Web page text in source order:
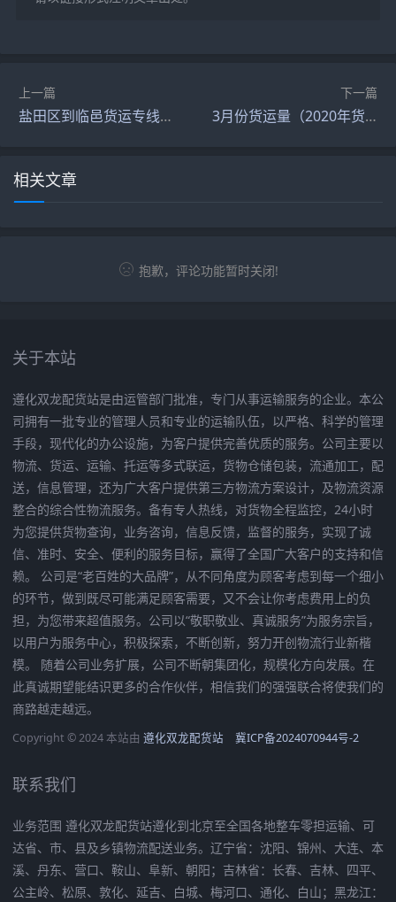
上一篇
盐田区到临邑货运专线（盐田区到临邑货运专线时刻表）
下一篇
3月份货运量（2020年货运量）
相关文章
抱歉，评论功能暂时关闭!
关于本站
遵化双龙配货站是由运管部门批准，专门从事运输服务的企业。本公
司拥有一批专业的管理人员和专业的运输队伍，以严格、科学的管理
手段，现代化的办公设施，为客户提供完善优质的服务。公司主要以
物流、货运、运输、托运等多式联运，货物仓储包装，流通加工，配
送，信息管理，还为广大客户提供第三方物流方案设计，及物流资源
整合的综合性物流服务。备有专人热线，对货物全程监控，24小时
为您提供货物查询，业务咨询，信息反馈，监督的服务，实现了诚
信、准时、安全、便利的服务目标，赢得了全国广大客户的支持和信
赖。 公司是“老百姓的大品牌”，从不同角度为顾客考虑到每一个细小
的环节，做到既尽可能满足顾客需要，又不会让你考虑费用上的负
担，为您带来超值服务。公司以“敬职敬业、真诚服务”为服务宗旨，
以用户为服务中心，积极探索，不断创新，努力开创物流行业新楷
模。 随着公司业务扩展，公司不断朝集团化，规模化方向发展。在
此真诚期望能结识更多的合作伙伴，相信我们的强强联合将使我们的
商路越走越远。
Copyright © 2024 本站由 遵化双龙配货站 冀ICP备2024070944号-2
联系我们
业务范围 遵化双龙配货站遵化到北京至全国各地整车零担运输、可
达省、市、县及乡镇物流配送业务。辽宁省：沈阳、锦州、大连、本
溪、丹东、营口、鞍山、阜新、朝阳；吉林省：长春、吉林、四平、
公主岭、松原、敦化、延吉、白城、梅河口、通化、白山；黑龙江：